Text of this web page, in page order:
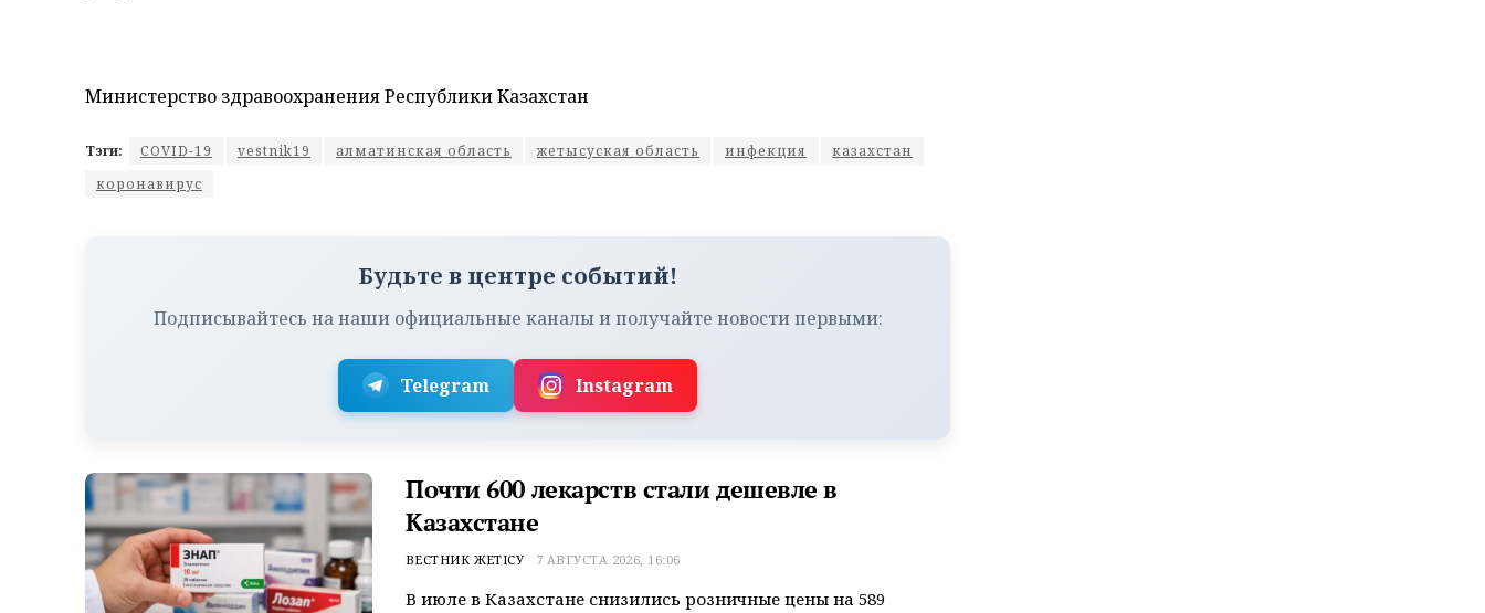
Министерство здравоохранения Республики Казахстан
Тэги: COVID-19 vestnik19 алматинская область жетысуская область инфекция
казахстан
коронавирус
Будьте в центре событий!
Подписывайтесь на наши официальные каналы и получайте новости первыми:
Telegram Instagram
Почти 600 лекарств стали дешевле в
Казахстане
ВЕСТНИК ЖЕТІСУ 7 АВГУСТА 2026, 16:06
В июле в Казахстане снизились розничные цены на 589